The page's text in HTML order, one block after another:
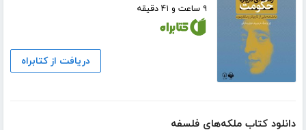
۹ ساعت و ۴۱ دقیقه
دریافت از کتابراه
دانلود کتاب ملکه‌های فلسفه